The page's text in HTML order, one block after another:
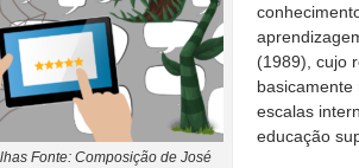
Fonte: Composição de José
(1989), cujo
escalas
educação